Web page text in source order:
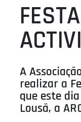
CLUBES
AGENTES
AGENDA
A
realizar a
que este
Lousã, a